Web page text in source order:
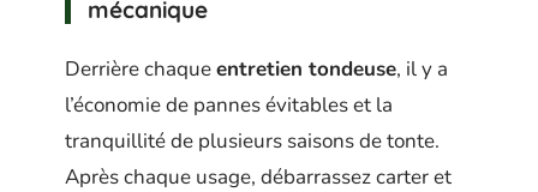
mécanique
Derrière chaqueentretien tondeuse, il y a
l’économie de pannes évitables et la
tranquillité de plusieurs saisons de tonte.
Après chaque usage, débarrassez carter et